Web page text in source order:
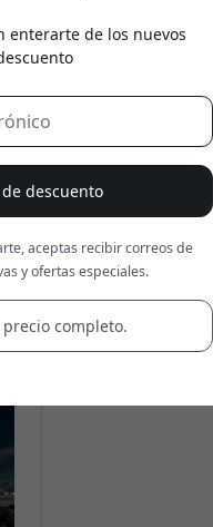
enterarte de los nuevos
descuento
aceptas recibir correos de
y ofertas especiales.
completo.